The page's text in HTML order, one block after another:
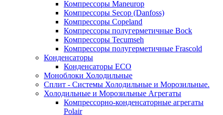
Компрессоры Maneurop
Компрессоры Secop (Danfoss)
Компрессоры Copeland
Компрессоры полугерметичные Bock
Компрессоры Tecumseh
Компрессоры полугерметичные Frascold
Конденсаторы
Конденсаторы ECO
Моноблоки Холодильные
Сплит - Системы Холодильные и Морозильные.
Холодильные и Морозильные Агрегаты
Компрессорно-конденсаторные агрегаты
Polair